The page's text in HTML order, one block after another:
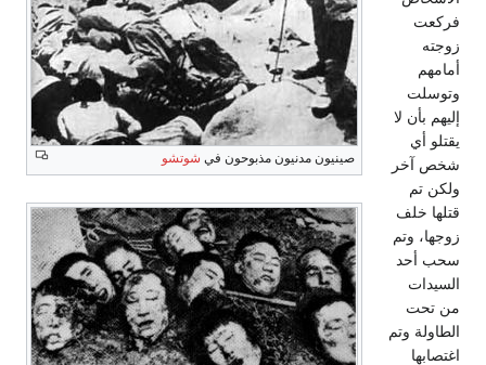
صينيون مدنيون مذبوحون في شوتشو
فركعت
زوجته
أمامهم
وتوسلت
إليهم بأن لا
يقتلو أي
شخص آخر
ولكن تم
قتلها خلف
زوجها، وتم
سحب أحد
السيدات
من تحت
الطاولة وتم
اغتصابها